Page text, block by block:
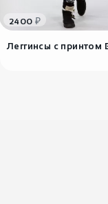
2400 ₽
Леггинсы с принтом